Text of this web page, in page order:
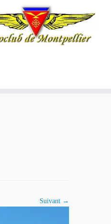
Suivant →